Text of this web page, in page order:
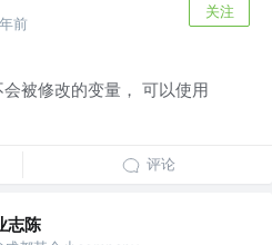
前
关注
被修改的变量， 可以使用
评论
志陈